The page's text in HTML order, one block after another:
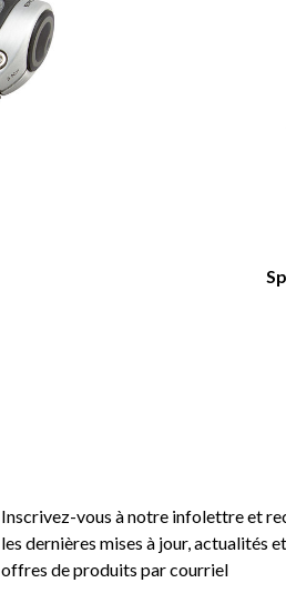
Inscrivez-vous à notre infolettre et
les dernières mises à jour, actualités et
offres de produits par courriel